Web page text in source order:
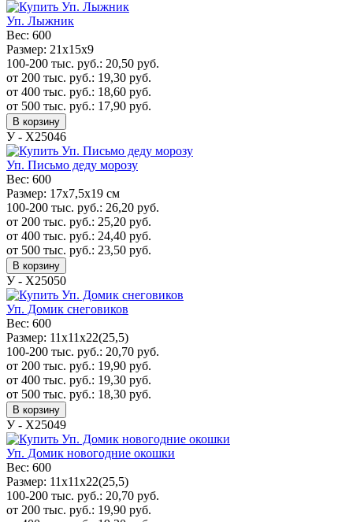
Уп. Лыжник
Вес: 600
Размер: 21х15х9
100-200 тыс. руб.: 20,50 руб.
от 200 тыс. руб.: 19,30 руб.
от 400 тыс. руб.: 18,60 руб.
от 500 тыс. руб.: 17,90 руб.
В корзину
У - Х25046
Уп. Письмо деду морозу
Вес: 600
Размер: 17x7,5x19 см
100-200 тыс. руб.: 26,20 руб.
от 200 тыс. руб.: 25,20 руб.
от 400 тыс. руб.: 24,40 руб.
от 500 тыс. руб.: 23,50 руб.
В корзину
У - Х25050
Уп. Домик снеговиков
Вес: 600
Размер: 11х11х22(25,5)
100-200 тыс. руб.: 20,70 руб.
от 200 тыс. руб.: 19,90 руб.
от 400 тыс. руб.: 19,30 руб.
от 500 тыс. руб.: 18,30 руб.
В корзину
У - Х25049
Уп. Домик новогодние окошки
Вес: 600
Размер: 11х11х22(25,5)
100-200 тыс. руб.: 20,70 руб.
от 200 тыс. руб.: 19,90 руб.